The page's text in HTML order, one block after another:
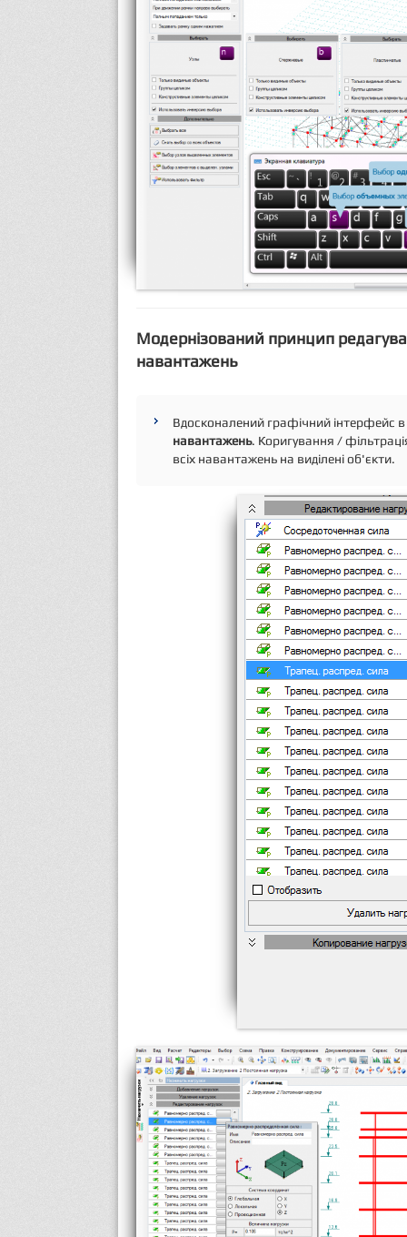
Модернізований принцип
навантажень
Вдосконалений графічний інтерфейс
навантажень. Коригування /
всіх навантажень на виділені об'єкти.